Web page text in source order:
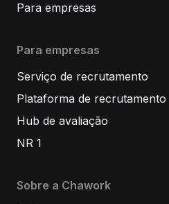
Para empresas
Para empresas
Serviço de recrutamento
Plataforma de recrutamento
Hub de avaliação
NR 1
Sobre a Chawork